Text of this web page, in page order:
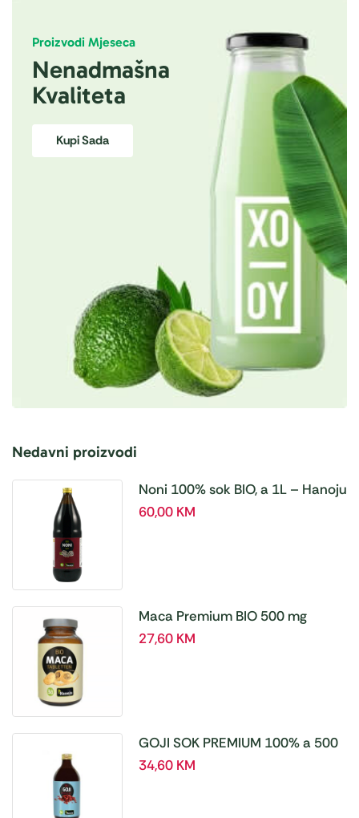
Proizvodi Mjeseca
Nenadmašna
Kvaliteta
Kupi Sada
Nedavni proizvodi
Noni 100% sok BIO, a 1L – Hanoju
60,00 KM
Maca Premium BIO 500 mg
tablete, a180 tbl – Hanoju
27,60 KM
GOJI SOK PREMIUM 100% a 500
ml
34,60 KM